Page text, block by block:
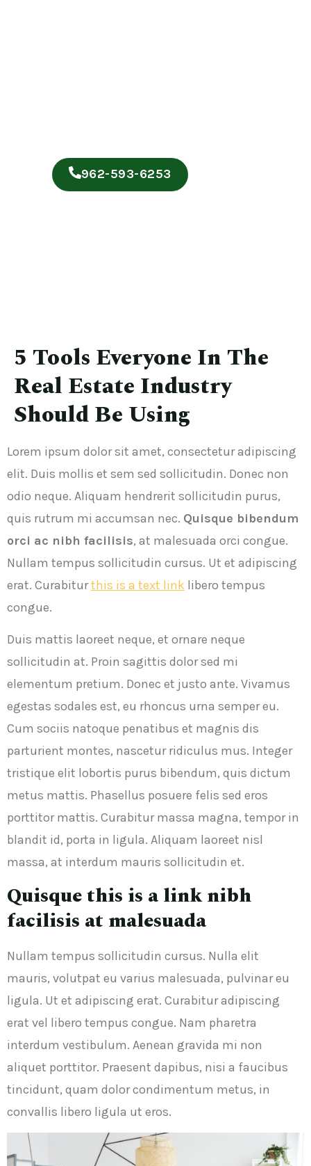
962-593-6253
5 Tools Everyone In The
Real Estate Industry
Should Be Using
Lorem ipsum dolor sit amet, consectetur adipiscing
elit. Duis mollis et sem sed sollicitudin. Donec non
odio neque. Aliquam hendrerit sollicitudin purus,
quis rutrum mi accumsan nec. Quisque bibendum
orci ac nibh facilisis, at malesuada orci congue.
Nullam tempus sollicitudin cursus. Ut et adipiscing
erat. Curabiturthis is a text link libero tempus
congue.
Duis mattis laoreet neque, et ornare neque
sollicitudin at. Proin sagittis dolor sed mi
elementum pretium. Donec et justo ante. Vivamus
egestas sodales est, eu rhoncus urna semper eu.
Cum sociis natoque penatibus et magnis dis
parturient montes, nascetur ridiculus mus. Integer
tristique elit lobortis purus bibendum, quis dictum
metus mattis. Phasellus posuere felis sed eros
porttitor mattis. Curabitur massa magna, tempor in
blandit id, porta in ligula. Aliquam laoreet nisl
massa, at interdum mauris sollicitudin et.
Quisque this is a link nibh
facilisis at malesuada
Nullam tempus sollicitudin cursus. Nulla elit
mauris, volutpat eu varius malesuada, pulvinar eu
ligula. Ut et adipiscing erat. Curabitur adipiscing
erat vel libero tempus congue. Nam pharetra
interdum vestibulum. Aenean gravida mi non
aliquet porttitor. Praesent dapibus, nisi a faucibus
tincidunt, quam dolor condimentum metus, in
convallis libero ligula ut eros.